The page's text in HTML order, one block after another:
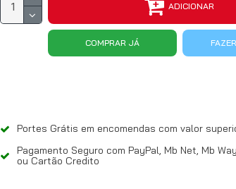
Portes Grátis em encomendas com valor
Pagamento Seguro com PayPal, Mb Net, Mb
ou Cartão Credito
ADICIONAR
COMPRAR JÁ